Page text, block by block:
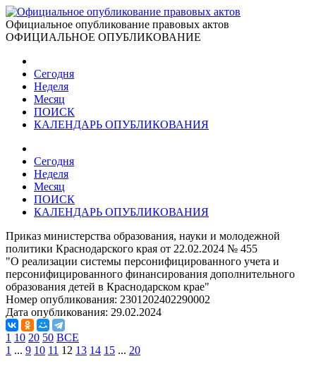
Официальное опубликование правовых актов
ОФИЦИАЛЬНОЕ ОПУБЛИКОВАНИЕ
Сегодня
Неделя
Месяц
ПОИСК
КАЛЕНДАРЬ ОПУБЛИКОВАНИЯ
Сегодня
Неделя
Месяц
ПОИСК
КАЛЕНДАРЬ ОПУБЛИКОВАНИЯ
Приказ министерства образования, науки и молодежной
политики Краснодарского края от 22.02.2024 № 455
"О реализации системы персонифицированного учета и
персонифицированного финансирования дополнительного
образования детей в Краснодарском крае"
Номер опубликования: 2301202402290002
Дата опубликования: 29.02.2024
1 10 20 50 ВСЕ
1 ... 9 10 11 12 13 14 15 ... 20